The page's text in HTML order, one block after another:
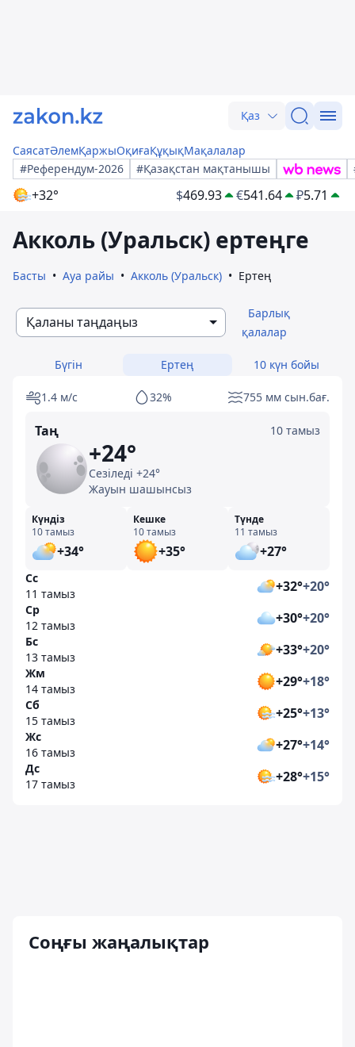
Қаз
СаясатӘлемҚаржыОқиғаҚұқықМақалалар
#Референдум-2026
#Қазақстан мақтанышы
+32° $469.93 €541.64 ₽5.71
Акколь (Уральск) ертеңге
Басты Ауа райы Акколь (Уральск) Ертең
Қаланы таңдаңыз
Барлық
қалалар
Бүгін Ертең 10 күн бойы
1.4 м/с 32% 755 мм сын.бағ.
Таң 10 тамыз
+24°
Сезіледі +24°
Жауын шашынсыз
Күндіз
10 тамыз
+34°
Кешке
10 тамыз
+35°
Түнде
11 тамыз
+27°
Сс
11 тамыз
+32°+20°
Ср
12 тамыз
+30°+20°
Бс
13 тамыз
+33°+20°
Жм
14 тамыз
+29°+18°
Сб
15 тамыз
+25°+13°
Жс
16 тамыз
+27°+14°
Дс
17 тамыз
+28°+15°
Соңғы жаңалықтар